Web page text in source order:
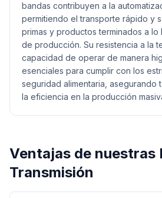
bandas contribuyen a la
permitiendo el transporte rápido y
primas y productos terminados a lo
de producción. Su resistencia a la
capacidad de operar de manera
esenciales para cumplir con los
seguridad alimentaria, asegurando
la eficiencia en la producción
Ventajas de nuestras
Transmisión